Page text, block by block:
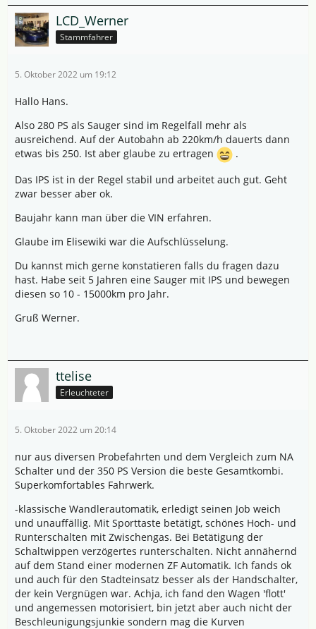
LCD_Werner
Stammfahrer
5. Oktober 2022 um 19:12
Hallo Hans.
Also 280 PS als Sauger sind im Regelfall mehr als
ausreichend. Auf der Autobahn ab 220km/h dauerts dann
etwas bis 250. Ist aber glaube zu ertragen
.
Das IPS ist in der Regel stabil und arbeitet auch gut. Geht
zwar besser aber ok.
Baujahr kann man über die VIN erfahren.
Glaube im Elisewiki war die Aufschlüsselung.
Du kannst mich gerne konstatieren falls du fragen dazu
hast. Habe seit 5 Jahren eine Sauger mit IPS und bewegen
diesen so 10 - 15000km pro Jahr.
Gruß Werner.
ttelise
Erleuchteter
5. Oktober 2022 um 20:14
nur aus diversen Probefahrten und dem Vergleich zum NA
Schalter und der 350 PS Version die beste Gesamtkombi.
Superkomfortables Fahrwerk.
-klassische Wandlerautomatik, erledigt seinen Job weich
und unauffällig. Mit Sporttaste betätigt, schönes Hoch- und
Runterschalten mit Zwischengas. Bei Betätigung der
Schaltwippen verzögertes runterschalten. Nicht annähernd
auf dem Stand einer modernen ZF Automatik. Ich fands ok
und auch für den Stadteinsatz besser als der Handschalter,
der kein Vergnügen war. Achja, ich fand den Wagen 'flott'
und angemessen motorisiert, bin jetzt aber auch nicht der
Beschleunigungsjunkie sondern mag die Kurven